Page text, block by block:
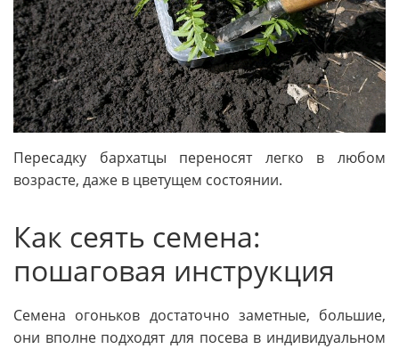
Пересадку бархатцы переносят легко в любом
возрасте, даже в цветущем состоянии.
Как сеять семена:
пошаговая инструкция
Семена огоньков достаточно заметные, большие,
они вполне подходят для посева в индивидуальном